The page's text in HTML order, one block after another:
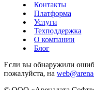
Контакты
Платформа
Услуги
Техподдержка
О компании
Блог
Если вы обнаружили
пожалуйста, на